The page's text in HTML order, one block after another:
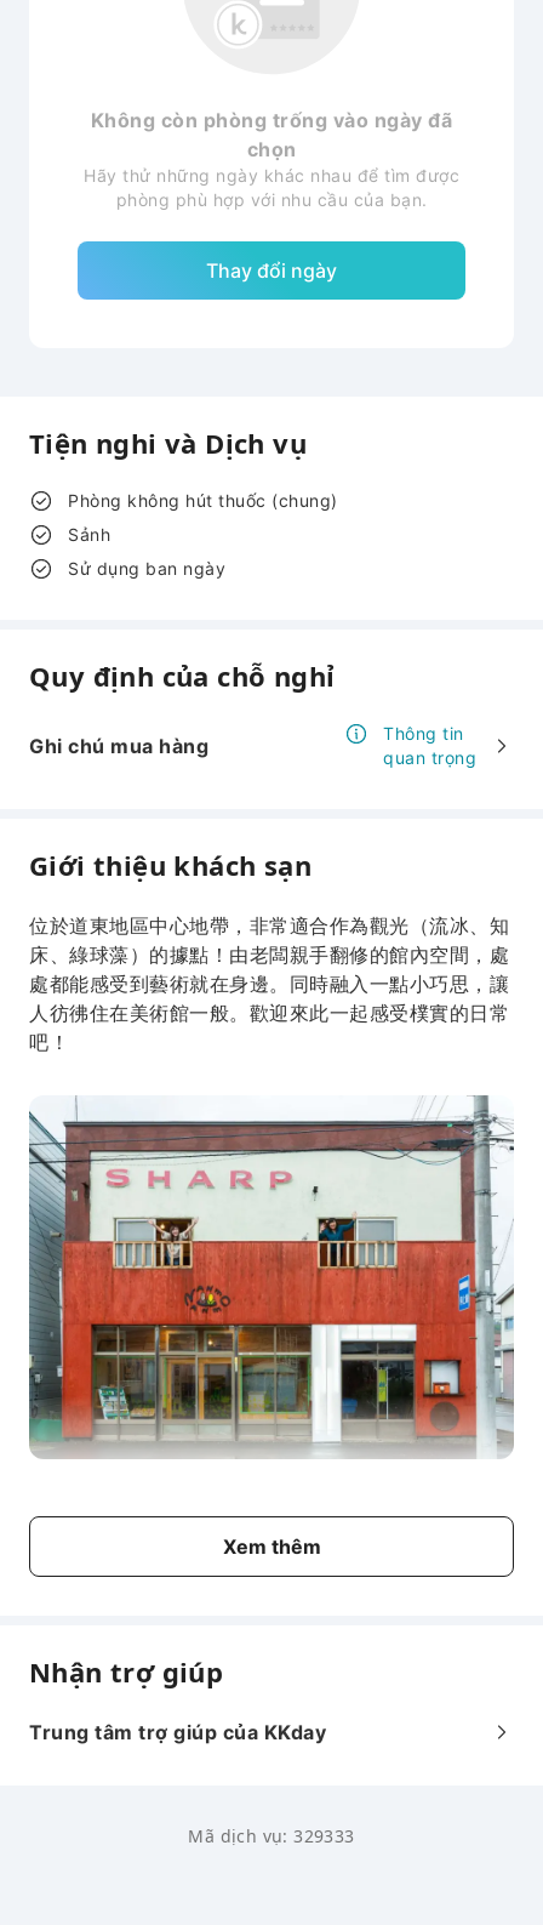
Không còn phòng trống vào ngày đã
chọn
Hãy thử những ngày khác nhau để tìm được
phòng phù hợp với nhu cầu của bạn.
Thay đổi ngày
Tiện nghi và Dịch vụ
Phòng không hút thuốc (chung)
Sảnh
Sử dụng ban ngày
Quy định của chỗ nghỉ
Ghi chú mua hàng
Thông tin
quan trọng
Giới thiệu khách sạn
位於道東地區中心地帶，非常適合作為觀光（流冰、知
床、綠球藻）的據點！由老闆親手翻修的館內空間，處
處都能感受到藝術就在身邊。同時融入一點小巧思，讓
人彷彿住在美術館一般。歡迎來此一起感受樸實的日常
吧！
Xem thêm
Nhận trợ giúp
Trung tâm trợ giúp của KKday
Mã dịch vụ: 329333